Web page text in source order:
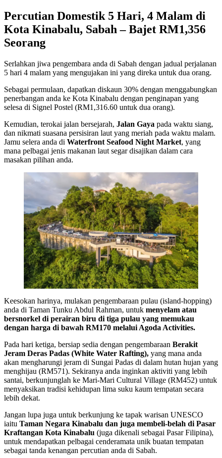
Percutian Domestik 5 Hari, 4 Malam di
Kota Kinabalu, Sabah – Bajet RM1,356
Seorang
Serlahkan jiwa pengembara anda di Sabah dengan jadual perjalanan
5 hari 4 malam yang mengujakan ini yang direka untuk dua orang.
Sebagai permulaan, dapatkan diskaun 30% dengan menggabungkan
penerbangan anda ke Kota Kinabalu dengan penginapan yang
selesa di Signel Postel (RM1,316.60 untuk dua orang).
Kemudian, terokai jalan bersejarah, Jalan Gaya pada waktu siang,
dan nikmati suasana persisiran laut yang meriah pada waktu malam.
Jamu selera anda di Waterfront Seafood Night Market, yang
mana pelbagai jenis makanan laut segar disajikan dalam cara
masakan pilihan anda.
Keesokan harinya, mulakan pengembaraan pulau (island-hopping)
anda di Taman Tunku Abdul Rahman, untuk menyelam atau
bersnorkel di perairan biru di tiga pulau yang memukau
dengan harga di bawah RM170 melalui Agoda Activities.
Pada hari ketiga, bersiap sedia dengan pengembaraan Berakit
Jeram Deras Padas (White Water Rafting), yang mana anda
akan mengharungi jeram di Sungai Padas di dalam hutan hujan yang
menghijau (RM571). Sekiranya anda inginkan aktiviti yang lebih
santai, berkunjunglah ke Mari-Mari Cultural Village (RM452) untuk
menyaksikan tradisi kehidupan lima suku kaum tempatan secara
lebih dekat.
Jangan lupa juga untuk berkunjung ke tapak warisan UNESCO
iaitu Taman Negara Kinabalu dan juga membeli-belah di Pasar
Kraftangan Kota Kinabalu (juga dikenali sebagai Pasar Filipina),
untuk mendapatkan pelbagai cenderamata unik buatan tempatan
sebagai tanda kenangan percutian anda di Sabah.